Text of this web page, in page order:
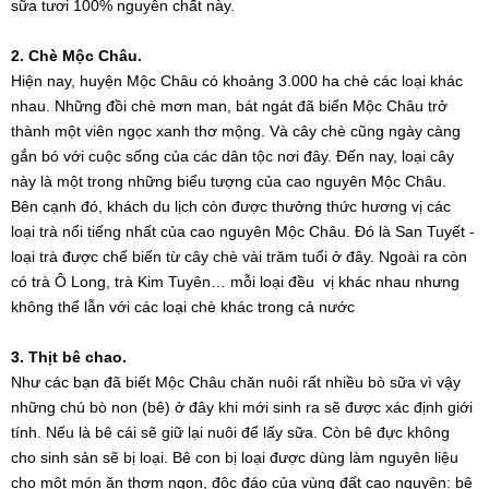
sữa tươi 100% nguyên chất này.
2. Chè Mộc Châu.
Hiện nay, huyện Mộc Châu có khoảng 3.000 ha chè các loại khác
nhau. Những đồi chè mơn man, bát ngát đã biến Mộc Châu trở
thành một viên ngọc xanh thơ mộng. Và cây chè cũng ngày càng
gắn bó với cuộc sống của các dân tộc nơi đây. Đến nay, loại cây
này là một trong những biểu tượng của cao nguyên Mộc Châu.
Bên cạnh đó, khách du lịch còn được thưởng thức hương vị các
loại trà nổi tiếng nhất của cao nguyên Mộc Châu. Đó là San Tuyết -
loại trà được chế biến từ cây chè vài trăm tuổi ở đây. Ngoài ra còn
có trà Ô Long, trà Kim Tuyên… mỗi loại đều vị khác nhau nhưng
không thể lẫn với các loại chè khác trong cả nước
3. Thịt bê chao.
Như các bạn đã biết Mộc Châu chăn nuôi rất nhiều bò sữa vì vậy
những chú bò non (bê) ở đây khi mới sinh ra sẽ được xác định giới
tính. Nếu là bê cái sẽ giữ lại nuôi để lấy sữa. Còn bê đực không
cho sinh sản sẽ bị loại. Bê con bị loại được dùng làm nguyên liệu
cho một món ăn thơm ngon, độc đáo của vùng đất cao nguyên: bê